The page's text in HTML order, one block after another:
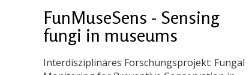
FunMuseSens - Sensing
fungi in museums
Interdisziplinäres Forschungsprojekt: Fungal